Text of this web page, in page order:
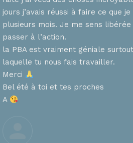
jours j’avais réussi à faire ce que
plusieurs mois. Je me sens
passer à l’action.
la PBA est vraiment géniale
laquelle tu nous fais travailler.
Merci
Bel été à toi et tes proches
A